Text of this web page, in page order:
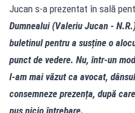
Jucan s‑a prezentat în sală
Dumnealui (Valeriu Jucan -
buletinul pentru a susține o
punct de vedere. Nu, într‑un
l‑am mai văzut ca avocat,
consemneze prezența, după
pus nicio întrebare.